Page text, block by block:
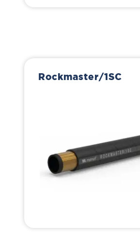
Rockmaster/1SC